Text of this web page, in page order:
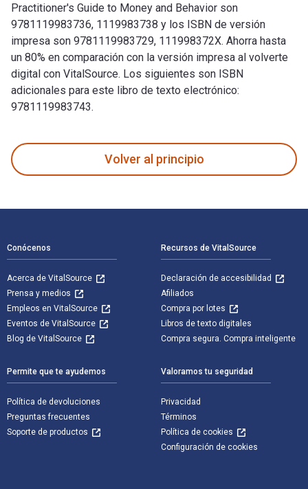
Practitioner's Guide to Money and Behavior son
9781119983736, 1119983738 y los ISBN de versión
impresa son 9781119983729, 111998372X. Ahorra hasta
un 80% en comparación con la versión impresa al volverte
digital con VitalSource. Los siguientes son ISBN
adicionales para este libro de texto electrónico:
9781119983743.
Volver al principio
Conócenos
Acerca de VitalSource
Prensa y medios
Empleos en VitalSource
Eventos de VitalSource
Blog de VitalSource
Recursos de VitalSource
Declaración de accesibilidad
Afiliados
Compra por lotes
Libros de texto digitales
Compra segura. Compra inteligente
Permite que te ayudemos
Política de devoluciones
Preguntas frecuentes
Soporte de productos
Valoramos tu seguridad
Privacidad
Términos
Política de cookies
Configuración de cookies